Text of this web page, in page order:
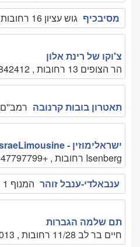
מסיבכיף גוש עציון 16 רחובות , 0524595080
צ'וקו של רינת אלון
הר הצופים 13 רחובות , 0504842412
תאטרון בובות קרנובה רמב''ם 89 רחובות , 0526456466
ישראלימוזין - IsraeLimousine
Isenberg רחובות , +972547797799
ענבאלדי-ענבל זוהר המנוף 1 רחובות , 0525936910
תם שלמה הגברות
חיים בר לב 11/28 רחובות , 089415013